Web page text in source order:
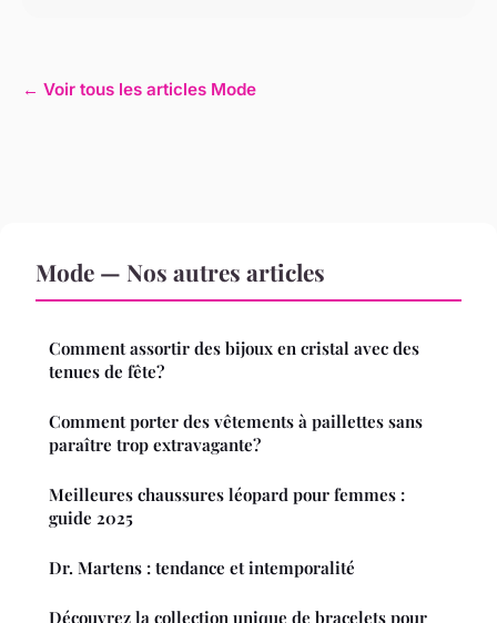
← Voir tous les articles Mode
Mode — Nos autres articles
Comment assortir des bijoux en cristal avec des
tenues de fête?
Comment porter des vêtements à paillettes sans
paraître trop extravagante?
Meilleures chaussures léopard pour femmes :
guide 2025
Dr. Martens : tendance et intemporalité
Découvrez la collection unique de bracelets pour